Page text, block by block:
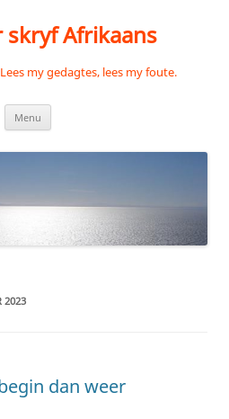
skryf Afrikaans
my gedagtes, lees my foute.
Menu
2023
dan weer